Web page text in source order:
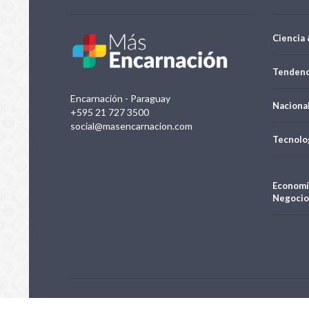
Encarnación - Paraguay
+595 21 727 3500
social@masencarnacion.com
Ciencia